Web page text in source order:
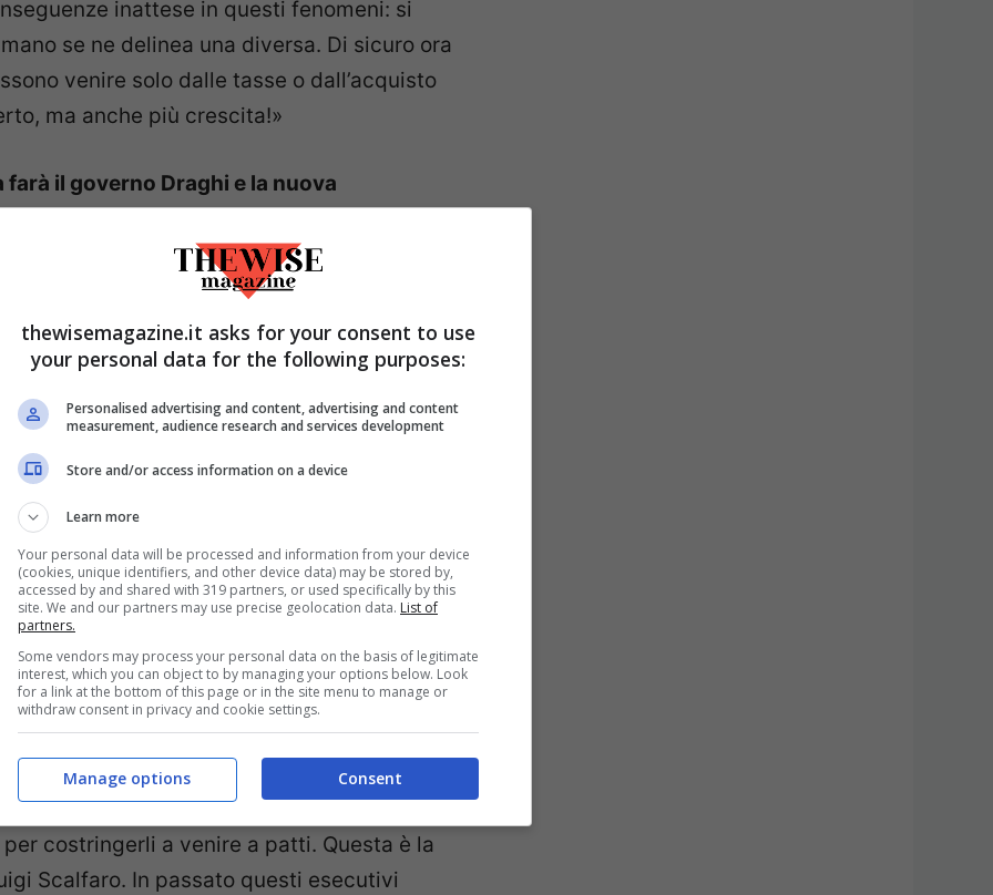
inattese in questi fenomeni: si
se ne delinea una diversa. Di sicuro ora
venire solo dalle tasse o dall’acquisto
ma anche più crescita!»
il governo Draghi e la nuova
i soldi del Recovery Fund. Di certo in quel
sanità all’istruzione passando per le
sarà chiamato a fare scelte molto
della Repubblica. Stiamo andando
un po’ meno arbitro e un po’ più
il Presidente della Repubblica
e vissuta come al di là dei partiti.
anche Conte partì come un “tecnico”
Da questo punto di vista stiamo
del ruolo del Quirinale – che però non
viene da lontano. In situazioni di crisi
e il Presidente interviene non
costringerli a venire a patti. Questa è la
Scalfaro. In passato questi esecutivi
thewisemagazine.it asks for your consent to use
your personal data for the following purposes:
Personalised advertising and content, advertising and content
measurement, audience research and services development
Store and/or access information on a device
Learn more
Your personal data will be processed and information from your device
(cookies, unique identifiers, and other device data) may be stored by,
accessed by and shared with 319 partners, or used specifically by this
site. We and our partners may use precise geolocation data. List of
partners.
Some vendors may process your personal data on the basis of legitimate
interest, which you can object to by managing your options below. Look
for a link at the bottom of this page or in the site menu to manage or
withdraw consent in privacy and cookie settings.
Consent
Manage options